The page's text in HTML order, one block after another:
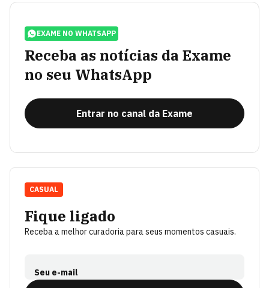
EXAME NO WHATSAPP
Receba as notícias da Exame
no seu WhatsApp
Entrar no canal da Exame
Fique ligado
Receba a melhor curadoria para seus momentos casuais.
Seu e-mail
CASUAL